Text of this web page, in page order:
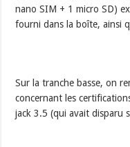
nano SIM + 1 micro SD)
fourni dans la boîte, ainsi
Sur la tranche basse, on
concernant les
jack 3.5 (qui avait disparu